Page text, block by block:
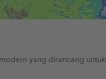
yang dirancang untuk